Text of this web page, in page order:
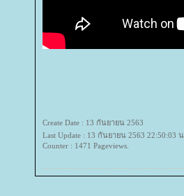
Create Date : 13 กันยายน 2563
Last Update : 13 กันยายน 2563 22:50:03 น.
Counter : 1471 Pageviews.